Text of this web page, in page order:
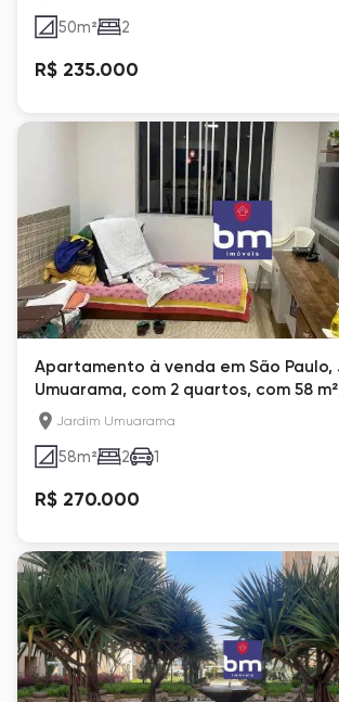
50m² 2
R$ 235.000
Apartamento à venda em São Paulo,
Umuarama, com 2 quartos, com 58
Minas Gerais
Jardim Umuarama
58m² 2 1
R$ 270.000